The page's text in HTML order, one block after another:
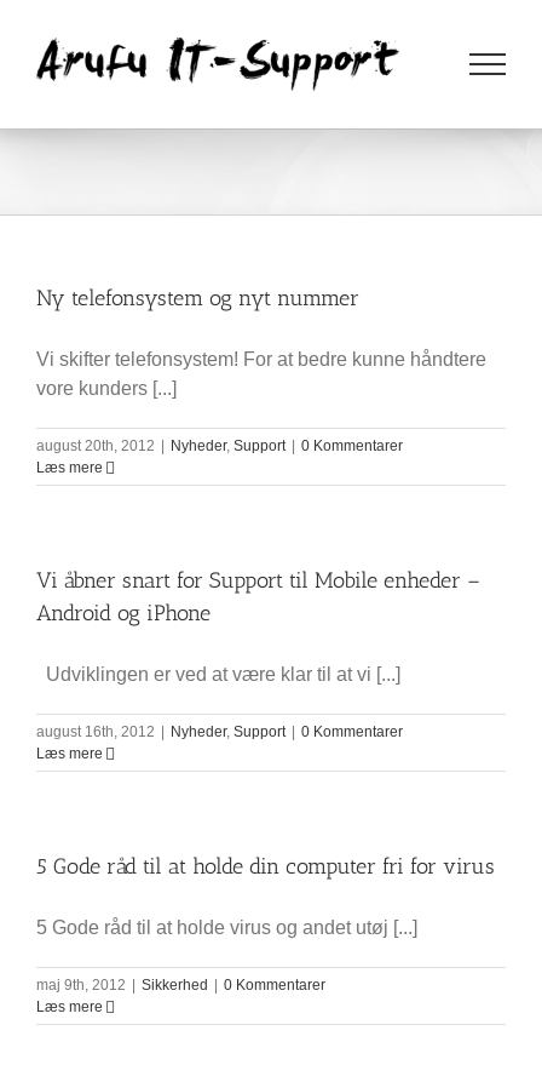
content
Ny telefonsystem og nyt nummer
Vi skifter telefonsystem! For at bedre kunne håndtere
vore kunders [...]
august 20th, 2012 Nyheder, Support
0 Kommentarer
Læs mere
Vi åbner snart for Support til Mobile enheder –
Android og iPhone
Udviklingen er ved at være klar til at vi [...]
august 16th, 2012 Nyheder, Support
0 Kommentarer
Læs mere
5 Gode råd til at holde din computer fri for virus
5 Gode råd til at holde virus og andet utøj [...]
maj 9th, 2012 Sikkerhed
0 Kommentarer
Læs mere